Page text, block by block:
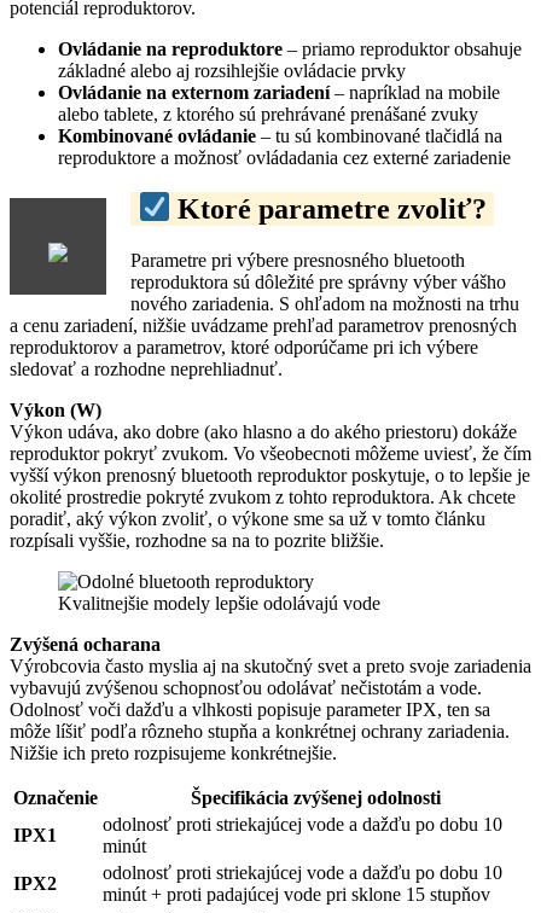
potenciál reproduktorov.
Ovládanie na reproduktore – priamo reproduktor obsahuje
základné alebo aj rozsihlejšie ovládacie prvky
Ovládanie na externom zariadení– napríklad na mobile
alebo tablete, z ktorého sú prehrávané prenášané zvuky
Kombinované ovládanie – tu sú kombinované tlačidlá na
reproduktore a možnosť ovládadania cez externé zariadenie
Ktoré parametre zvoliť?
Parametre pri výbere presnosného bluetooth
reproduktora sú dôležité pre správny výber vášho
nového zariadenia. S ohľadom na možnosti na trhu
a cenu zariadení, nižšie uvádzame prehľad parametrov prenosných
reproduktorov a parametrov, ktoré odporúčame pri ich výbere
sledovať a rozhodne neprehliadnuť.
Výkon (W)
Výkon udáva, ako dobre (ako hlasno a do akého priestoru) dokáže
reproduktor pokryť zvukom. Vo všeobecnoti môžeme uviesť, že čím
vyšší výkon prenosný bluetooth reproduktor poskytuje, o to lepšie je
okolité prostredie pokryté zvukom z tohto reproduktora. Ak chcete
poradiť, aký výkon zvoliť, o výkone sme sa už v tomto článku
rozpísali vyššie, rozhodne sa na to pozrite bližšie.
Kvalitnejšie modely lepšie odolávajú vode
Zvýšená ocharana
Výrobcovia často myslia aj na skutočný svet a preto svoje zariadenia
vybavujú zvýšenou schopnosťou odolávať nečistotám a vode.
Odolnosť voči dažďu a vlhkosti popisuje parameter IPX, ten sa
môže líšiť podľa rôzneho stupňa a konkrétnej ochrany zariadenia.
Nižšie ich preto rozpisujeme konkrétnejšie.
Označenie
Špecifikácia zvýšenej odolnosti
IPX1
odolnosť proti striekajúcej vode a dažďu po dobu 10
minút
IPX2
odolnosť proti striekajúcej vode a dažďu po dobu 10
minút + proti padajúcej vode pri sklone 15 stupňov